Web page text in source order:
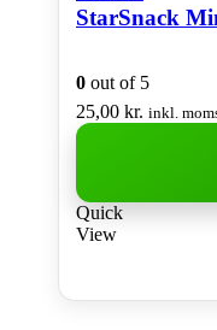
StarSnack
0 out of 5
25,00 kr. inkl.
Quick
View